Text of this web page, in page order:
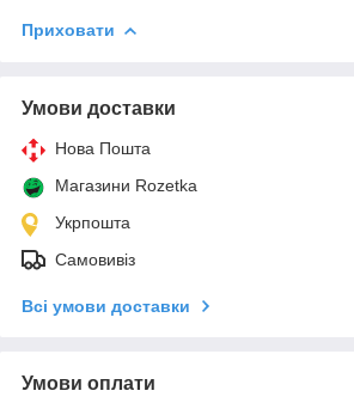
Приховати
Умови доставки
Нова Пошта
Магазини Rozetka
Укрпошта
Самовивіз
Всі умови доставки
Умови оплати